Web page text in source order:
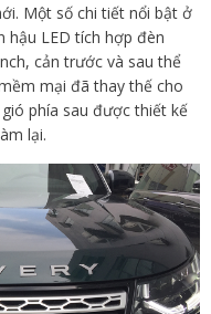
Một số chi tiết nổi bật ở
hậu LED tích hợp đèn
cản trước và sau thể
mại đã thay thế cho
phía sau được thiết kế
lại.